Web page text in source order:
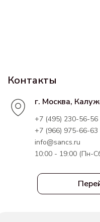
Контакты
г. Москва,
+7 (495) 230-56-56
+7 (966) 975-66-63
info@sancs.ru
10:00 - 19:00 (Пн-